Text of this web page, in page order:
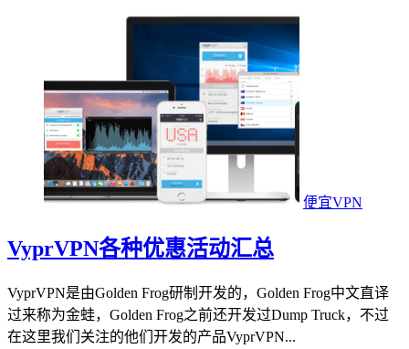
便宜VPN
VyprVPN各种优惠活动汇总
VyprVPN是由Golden Frog研制开发的，Golden Frog中文直译
过来称为金蛙，Golden Frog之前还开发过Dump Truck，不过
在这里我们关注的他们开发的产品VyprVPN...